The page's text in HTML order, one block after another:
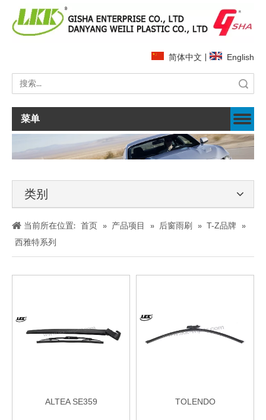
简体中文 | English
菜单
类别
当前所在位置: 首页 » 产品项目 » 后窗雨刷 » T-Z品牌
»
西雅特系列
ALTEA SE359 TOLENDO